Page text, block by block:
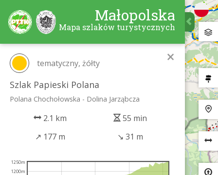
Małopolska
Mapa szlaków turystycznych
×
tematyczny, żółty
Szlak Papieski Polana
Polana Chochołowska - Dolina Jarząbcza
2.1 km
55 min
↗ 177 m ↘ 31 m
1200m
1250m